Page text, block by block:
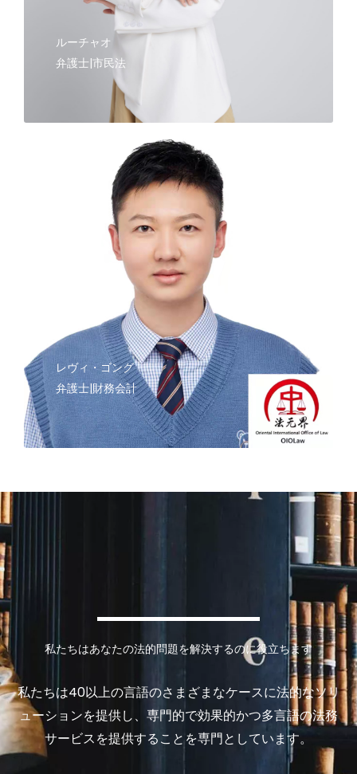
ルーチャオ
弁護士|市民法
レヴィ・ゴング
弁護士|財務会計
私たちはあなたの法的問題を解決するのに役立ちます
私たちは40以上の言語のさまざまなケースに法的なソリ
ューションを提供し、専門的で効果的かつ多言語の法務
サービスを提供することを専門としています。